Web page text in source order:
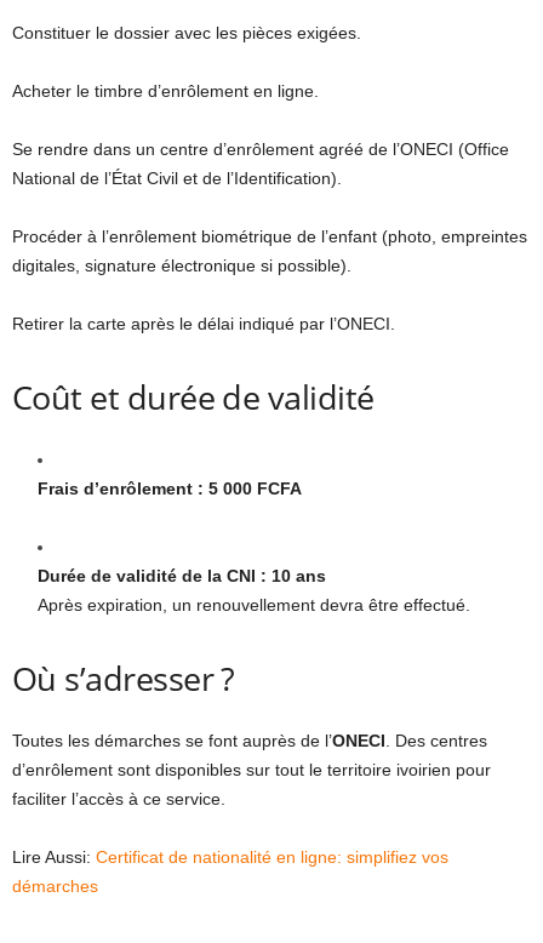
Constituer le dossier avec les pièces exigées.
Acheter le timbre d’enrôlement en ligne.
Se rendre dans un centre d’enrôlement agréé de l’ONECI (Office
National de l’État Civil et de l’Identification).
Procéder à l’enrôlement biométrique de l’enfant (photo, empreintes
digitales, signature électronique si possible).
Retirer la carte après le délai indiqué par l’ONECI.
Coût et durée de validité
Frais d’enrôlement : 5 000 FCFA
Durée de validité de la CNI : 10 ans
Après expiration, un renouvellement devra être effectué.
Où s’adresser ?
Toutes les démarches se font auprès de l’ONECI . Des centres
d’enrôlement sont disponibles sur tout le territoire ivoirien pour
faciliter l’accès à ce service.
Lire Aussi: Certificat de nationalité en ligne: simplifiez vos
démarches